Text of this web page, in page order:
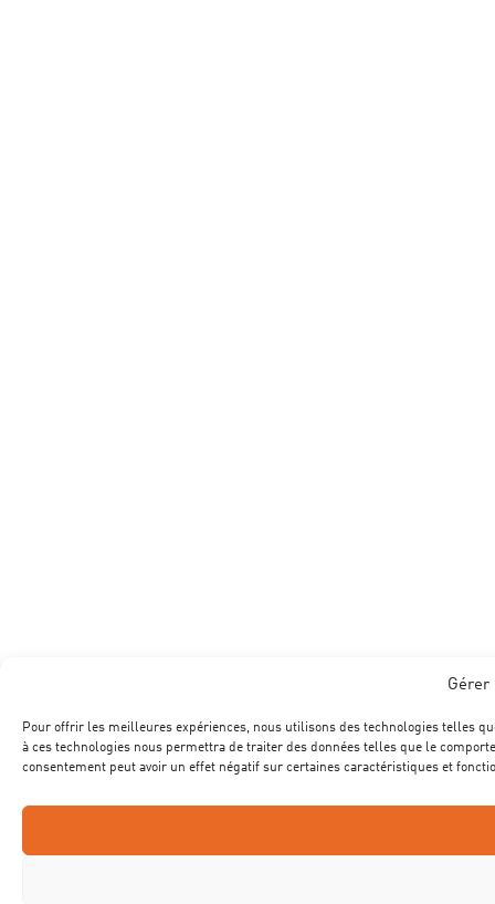
Gérer
Pour offrir les meilleures expériences, nous utilisons des technologies telles
à ces technologies nous permettra de traiter des données telles que le
consentement peut avoir un effet négatif sur certaines caractéristiques et